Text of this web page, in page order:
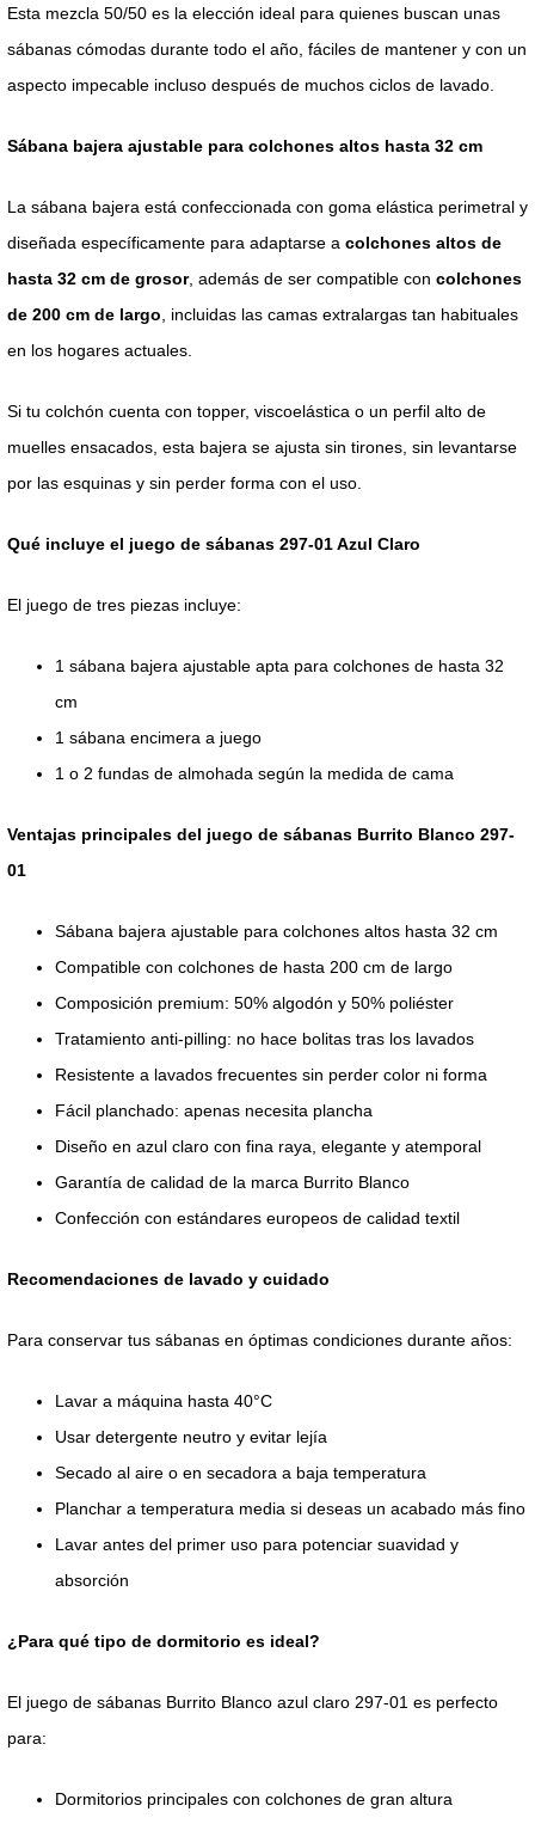
Esta mezcla 50/50 es la elección ideal para quienes buscan unas
sábanas cómodas durante todo el año, fáciles de mantener y con un
aspecto impecable incluso después de muchos ciclos de lavado.
Sábana bajera ajustable para colchones altos hasta 32 cm
La sábana bajera está confeccionada con goma elástica perimetral y
diseñada específicamente para adaptarse a colchones altos de
hasta 32 cm de grosor, además de ser compatible con colchones
de 200 cm de largo , incluidas las camas extralargas tan habituales
en los hogares actuales.
Si tu colchón cuenta con topper, viscoelástica o un perfil alto de
muelles ensacados, esta bajera se ajusta sin tirones, sin levantarse
por las esquinas y sin perder forma con el uso.
Qué incluye el juego de sábanas 297-01 Azul Claro
El juego de tres piezas incluye:
1 sábana bajera ajustable apta para colchones de hasta 32
cm
1 sábana encimera a juego
1 o 2 fundas de almohada según la medida de cama
Ventajas principales del juego de sábanas Burrito Blanco 297-
01
Sábana bajera ajustable para colchones altos hasta 32 cm
Compatible con colchones de hasta 200 cm de largo
Composición premium: 50% algodón y 50% poliéster
Tratamiento anti-pilling: no hace bolitas tras los lavados
Resistente a lavados frecuentes sin perder color ni forma
Fácil planchado: apenas necesita plancha
Diseño en azul claro con fina raya, elegante y atemporal
Garantía de calidad de la marca Burrito Blanco
Confección con estándares europeos de calidad textil
Recomendaciones de lavado y cuidado
Para conservar tus sábanas en óptimas condiciones durante años:
Lavar a máquina hasta 40°C
Usar detergente neutro y evitar lejía
Secado al aire o en secadora a baja temperatura
Planchar a temperatura media si deseas un acabado más fino
Lavar antes del primer uso para potenciar suavidad y
absorción
¿Para qué tipo de dormitorio es ideal?
El juego de sábanas Burrito Blanco azul claro 297-01 es perfecto
para:
Dormitorios principales con colchones de gran altura